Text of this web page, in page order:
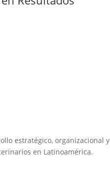
estratégico, organizacional y
en Latinoamérica.